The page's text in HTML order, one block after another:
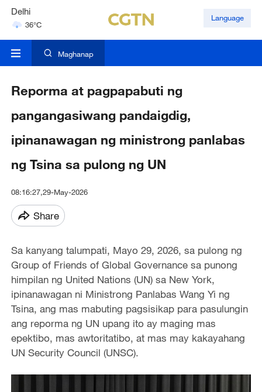
Delhi
36°C
Hyderabad
Language
Maghanap
Reporma at pagpapabuti ng
pangangasiwang pandaigdig,
ipinanawagan ng ministrong panlabas
ng Tsina sa pulong ng UN
08:16:27,29-May-2026
Share
Sa kanyang talumpati, Mayo 29, 2026, sa pulong ng
Group of Friends of Global Governance sa punong
himpilan ng United Nations (UN) sa New York,
ipinanawagan ni Ministrong Panlabas Wang Yi ng
Tsina, ang mas mabuting pagsisikap para pasulungin
ang reporma ng UN upang ito ay maging mas
epektibo, mas awtoritatibo, at mas may kakayahang
UN Security Council (UNSC).